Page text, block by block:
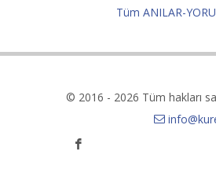
Tüm ANILAR-
© 2016 - 2026 Tüm hakları